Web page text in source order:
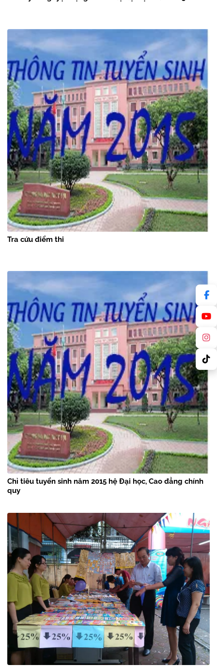
Tra cứu điểm thi
Chỉ tiêu tuyển sinh năm 2015 hệ Đại học, Cao đẳng chính
quy